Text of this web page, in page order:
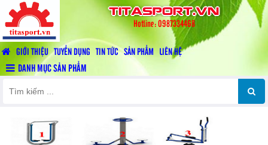
titasport.vn
Hotline: 0987334468
GIỚI THIỆU TUYỂN DỤNG TIN TỨC SẢN PHẨM LIÊN HỆ
DANH MỤC SẢN PHẨM